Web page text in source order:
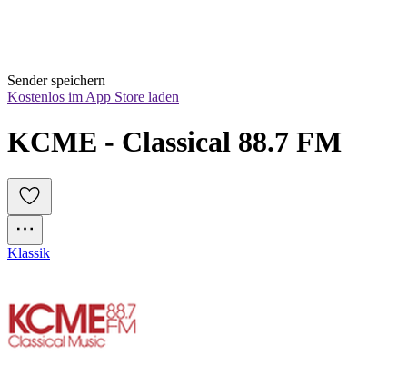
Sender speichern
Kostenlos im App Store laden
KCME - Classical 88.7 FM
Klassik